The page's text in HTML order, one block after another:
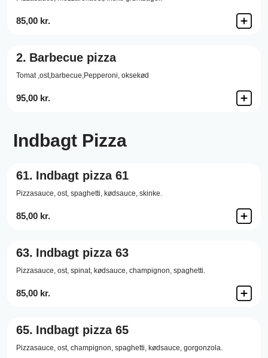
85,00 kr.
2. Barbecue pizza
Tomat ,ost,barbecue,Pepperoni, oksekød
95,00 kr.
Indbagt Pizza
61. Indbagt pizza 61
Pizzasauce, ost, spaghetti, kødsauce, skinke.
85,00 kr.
63. Indbagt pizza 63
Pizzasauce, ost, spinat, kødsauce, champignon, spaghetti.
85,00 kr.
65. Indbagt pizza 65
Pizzasauce, ost, champignon, spaghetti, kødsauce, gorgonzola.